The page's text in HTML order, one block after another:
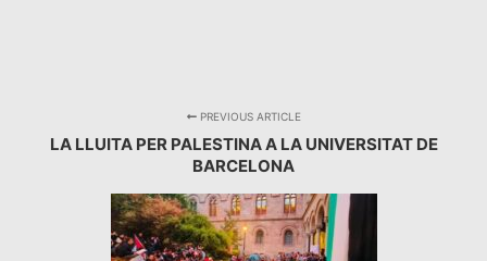
PREVIOUS ARTICLE
LA LLUITA PER PALESTINA A LA UNIVERSITAT DE
BARCELONA